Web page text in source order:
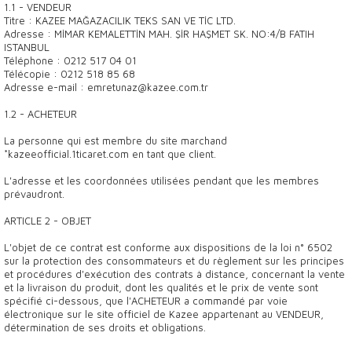
1.1 - VENDEUR
Titre : KAZEE MAĞAZACILIK TEKS SAN VE TİC LTD.
Adresse : MİMAR KEMALETTİN MAH. ŞİR HAŞMET SK. NO:4/B FATIH
ISTANBUL
Téléphone : 0212 517 04 01
Télécopie : 0212 518 85 68
Adresse e-mail : emretunaz@kazee.com.tr
1.2 - ACHETEUR
La personne qui est membre du site marchand
*kazeeofficial.1ticaret.com en tant que client.
L'adresse et les coordonnées utilisées pendant que les membres
prévaudront.
ARTICLE 2 - OBJET
L'objet de ce contrat est conforme aux dispositions de la loi n° 6502
sur la protection des consommateurs et du règlement sur les principes
et procédures d'exécution des contrats à distance, concernant la vente
et la livraison du produit, dont les qualités et le prix de vente sont
spécifié ci-dessous, que l'ACHETEUR a commandé par voie
électronique sur le site officiel de Kazee appartenant au VENDEUR,
détermination de ses droits et obligations.